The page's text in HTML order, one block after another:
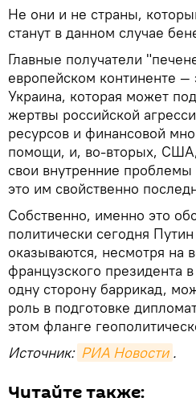
Не они и не страны,
станут в данном случае
Главные получатели
европейском континенте —
Украина, которая может
жертвы российской
ресурсов и финансовой
помощи, и, во-вторых,
свои внутренние
это им свойственно
Собственно, именно это
политически сегодня
оказываются, несмотря на
французского президента
одну сторону баррикад,
роль в подготовке
этом фланге
Источник: РИА Новости .
Читайте также: